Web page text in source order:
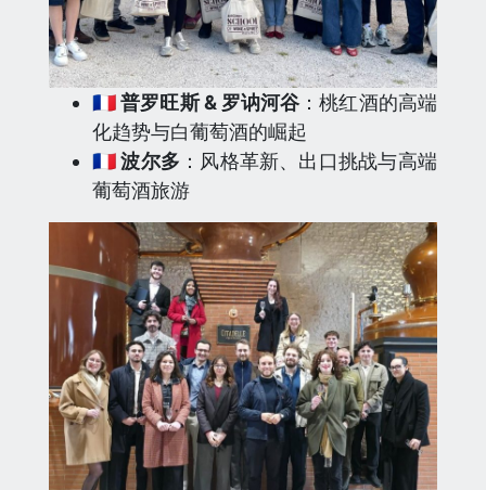
🇫🇷 普罗旺斯 & 罗讷河谷：桃红酒的高端
化趋势与白葡萄酒的崛起
🇫🇷 波尔多 ：风格革新、出口挑战与高端
葡萄酒旅游